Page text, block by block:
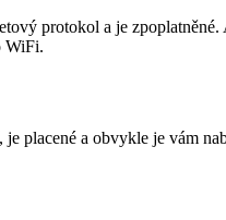
protokol a je
WiFi.
je placené a obvykle je vám